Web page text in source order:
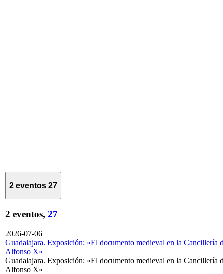
2 eventos 27
2 eventos, 27
2026-07-06
Guadalajara. Exposición: «El documento medieval en la Cancillería
Alfonso X»
Guadalajara. Exposición: «El documento medieval en la Cancillería
Alfonso X»